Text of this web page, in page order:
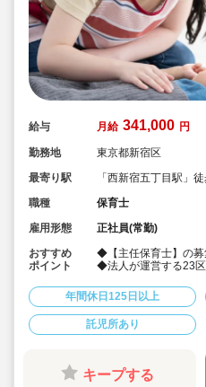
給与 月給 341,000 円
勤務地
東京都新宿区
最寄り駅
「西新宿五丁目駅」
職種
保育士
雇用形態
正社員(常勤)
おすすめ
ポイント
◆【主任保育士】の募
◆法人が運営する23
◆月給341,000円～+
◆借上社宅制度・住宅
◆年間休日125日以上/
休みも取れて、プライ
◆「チーム保育」を
中途で馴染めるか不
年間休日125日以上
託児所あり
キープする